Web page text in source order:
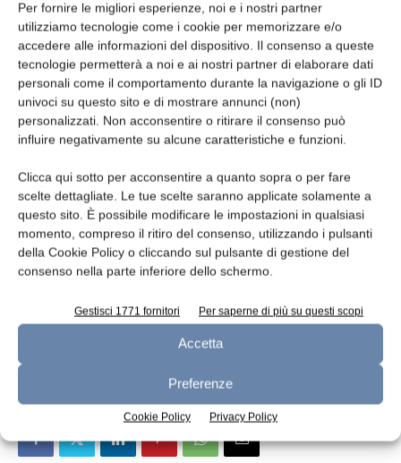
Per fornire le migliori esperienze, noi e i nostri partner
utilizziamo tecnologie come i cookie per memorizzare e/o
accedere alle informazioni del dispositivo. Il consenso a queste
tecnologie permetterà a noi e ai nostri partner di elaborare dati
personali come il comportamento durante la navigazione o gli ID
univoci su questo sito e di mostrare annunci (non)
personalizzati. Non acconsentire o ritirare il consenso può
influire negativamente su alcune caratteristiche e funzioni.
Clicca qui sotto per acconsentire a quanto sopra o per fare
scelte dettagliate. Le tue scelte saranno applicate solamente a
questo sito. È possibile modificare le impostazioni in qualsiasi
momento, compreso il ritiro del consenso, utilizzando i pulsanti
della Cookie Policy o cliccando sul pulsante di gestione del
consenso nella parte inferiore dello schermo.
Gestisci 1771 fornitori Per saperne di più su questi scopi
Accetta
Preferenze
Cookie Policy Privacy Policy
consistenza e il tenore di umidità del Liptovská
bryndza, permettendo alla materia grassa di
non andare persa. Il Liptovská bryndza, dopo
essere stato frantumato e mescolato con sale
o soluzione salina, è lasciato riposare in modo
che il sapore diventi ancora più intenso, anche
Aggiornamento
La protezione è stata accordata nella GUUE
C/2026/1824 del 18.03.2026